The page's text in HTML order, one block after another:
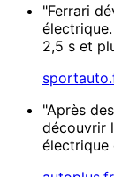
"Ferrari
2,5 s et
"Après
découvrir
électrique